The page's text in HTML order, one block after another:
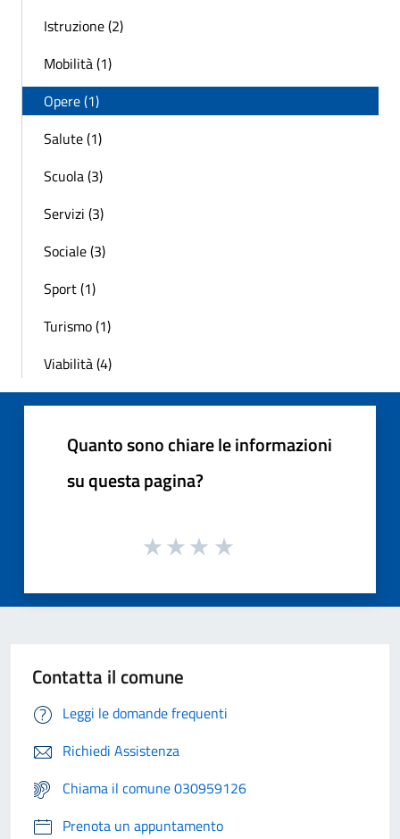
Istruzione (2)
Mobilità (1)
Opere (1)
Salute (1)
Scuola (3)
Servizi (3)
Sociale (3)
Sport (1)
Turismo (1)
Viabilità (4)
Quanto sono chiare le informazioni
su questa pagina?
Contatta il comune
Leggi le domande frequenti
Richiedi Assistenza
Chiama il comune 030959126
Prenota un appuntamento